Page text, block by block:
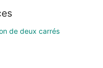
de deux carrés